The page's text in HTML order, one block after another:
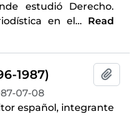
estudió Derecho.
en el… Read
1987)
07-08
español, integrante